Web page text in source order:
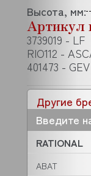
Другие
RATIONAL
ABAT
Высота, мм:
Артикул
3739019 - LF
RIO112 -
401473 - GEV